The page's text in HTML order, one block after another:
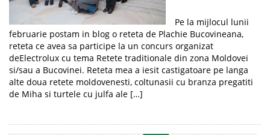
Pe la mijlocul lunii
februarie postam in blog o reteta de Plachie Bucovineana,
reteta ce avea sa participe la un concurs organizat
deElectrolux cu tema Retete traditionale din zona Moldovei
si/sau a Bucovinei. Reteta mea a iesit castigatoare pe langa
alte doua retete moldovenesti, coltunasii cu branza pregatiti
de Miha si turtele cu julfa ale […]